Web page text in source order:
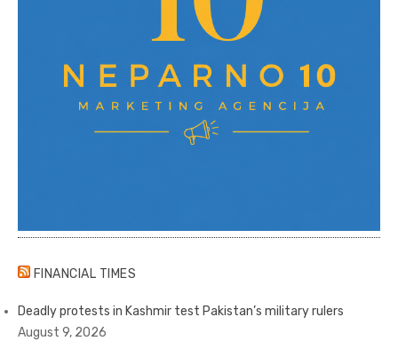
FINANCIAL TIMES
Deadly protests in Kashmir test Pakistan’s military rulers
August 9, 2026